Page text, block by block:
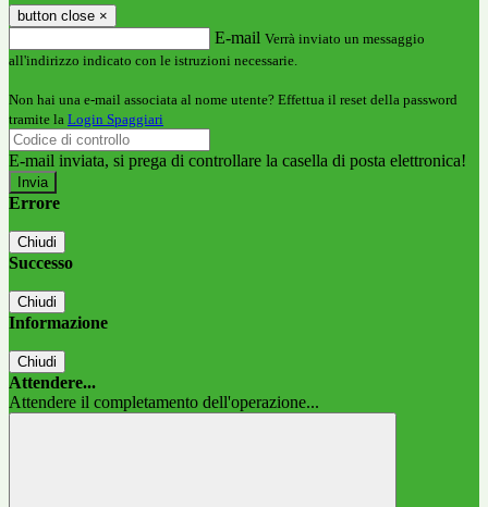
button close ×
E-mail Verrà inviato un messaggio
all'indirizzo indicato con le istruzioni necessarie.
Non hai una e-mail associata al nome utente? Effettua il reset della password
tramite la Login Spaggiari
E-mail inviata, si prega di controllare la casella di posta elettronica!
Errore
Chiudi
Successo
Chiudi
Informazione
Chiudi
Attendere...
Attendere il completamento dell'operazione...